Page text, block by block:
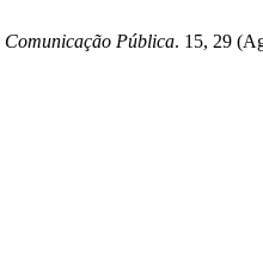
Comunicação Pública. 15, 29